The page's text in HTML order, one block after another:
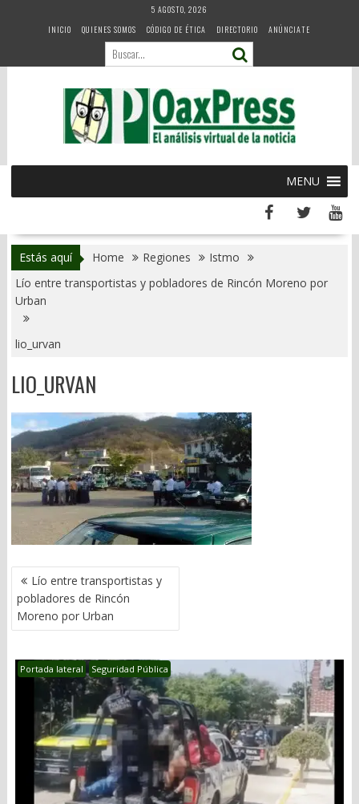
5 AGOSTO, 2026
INICIO
QUIENES SOMOS CÓDIGO DE ÉTICA DIRECTORIO ANÚNCIATE
MENU
Estás aquí Home Regiones
Istmo
Lío entre transportistas y pobladores de Rincón Moreno por
Urban
lio_urvan
LIO_URVAN
NAVEGACIÓN
DE
ENTRADAS
Lío entre transportistas y
pobladores de Rincón
Moreno por Urban
Portada lateral Seguridad Pública